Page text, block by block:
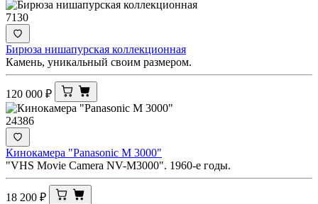
7130
Бирюза нишапурская коллекционная
Камень, уникальный своим размером.
120 000 ₽
24386
Кинокамера "Panasonic M 3000"
"VHS Movie Camera NV-M3000". 1960-е годы.
18 200 ₽